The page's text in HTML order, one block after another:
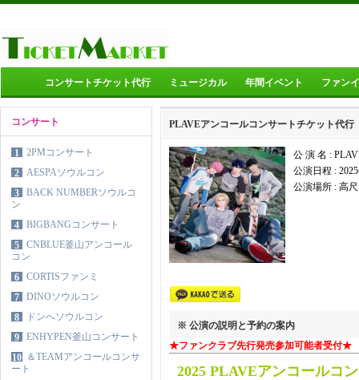
コンサートチケット代行 ミュージカル 年間イベント ファン
コンサート
1
2PMコンサート
2
AESPAソウルコン
3
BACK NUMBERソウルコ
ン
4
BIGBANGコンサート
5
CNBLUE釜山アンコール
コン
6
CORTISファンミ
7
DINOソウルコン
8
ドンへソウルコン
9
ENHYPEN釜山コンサート
10 ＆TEAMアンコールコンサ
ート
PLAVEアンコールコンサートチケット代行
公 演 名 :
公演日程 :
公演場所 : 高
※ 公演の説明と予約の案内
★ファンクラブ先行発売参加可能者受付★
2025 PLAVEアンコールコ